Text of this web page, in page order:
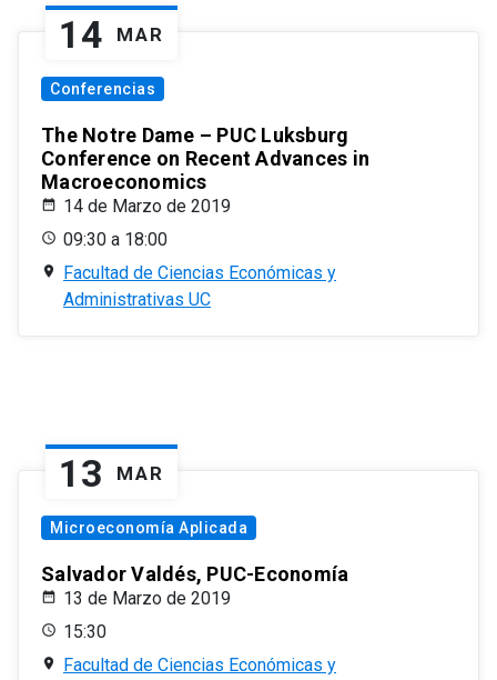
14 MAR
Conferencias
The Notre Dame – PUC Luksburg
Conference on Recent Advances in
Macroeconomics
14 de Marzo de 2019
09:30 a 18:00
Facultad de Ciencias Económicas y
Administrativas UC
13 MAR
Microeconomía Aplicada
Salvador Valdés, PUC-Economía
13 de Marzo de 2019
15:30
Facultad de Ciencias Económicas y